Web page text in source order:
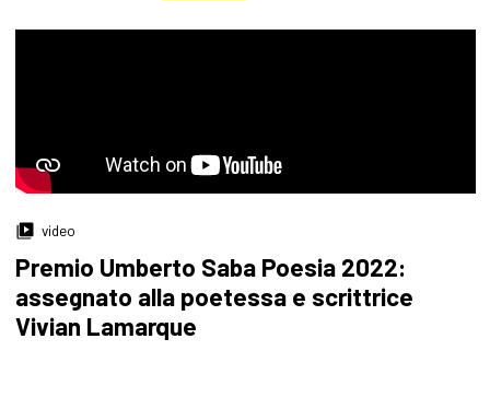
video
Premio Umberto Saba Poesia 2022:
assegnato alla poetessa e scrittrice
Vivian Lamarque